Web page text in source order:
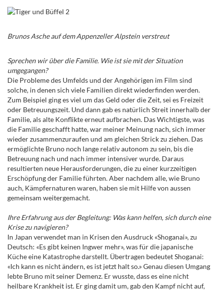
Brunos Asche auf dem Appenzeller Alpstein verstreut
Sprechen wir über die Familie. Wie ist sie mit der Situation
umgegangen?
Die Probleme des Umfelds und der Angehörigen im Film sind
solche, in denen sich viele Familien direkt wiederfinden werden.
Zum Beispiel ging es viel um das Geld oder die Zeit, sei es Freizeit
oder Betreuungszeit. Und dann gab es natürlich Streit innerhalb der
Familie, als alte Konflikte erneut aufbrachen. Das Wichtigste, was
die Familie geschafft hatte, war meiner Meinung nach, sich immer
wieder zusammenzuraufen und am gleichen Strick zu ziehen. Das
ermöglichte Bruno noch lange relativ autonom zu sein, bis die
Betreuung nach und nach immer intensiver wurde. Daraus
resultierten neue Herausforderungen, die zu einer kurzzeitigen
Erschöpfung der Familie führten. Aber nachdem alle, wie Bruno
auch, Kämpfernaturen waren, haben sie mit Hilfe von aussen
gemeinsam weitergemacht.
Ihre Erfahrung aus der Begleitung: Was kann helfen, sich durch eine
Krise zu navigieren?
In Japan verwendet man in Krisen den Ausdruck «Shoganai», zu
Deutsch: «Es gibt keinen Ingwer mehr», was für die japanische
Küche eine Katastrophe darstellt. Übertragen bedeutet Shoganai:
«Ich kann es nicht ändern, es ist jetzt halt so.» Genau diesen Umgang
lebte Bruno mit seiner Demenz. Er wusste, dass es eine nicht
heilbare Krankheit ist. Er ging damit um, gab den Kampf nicht auf,